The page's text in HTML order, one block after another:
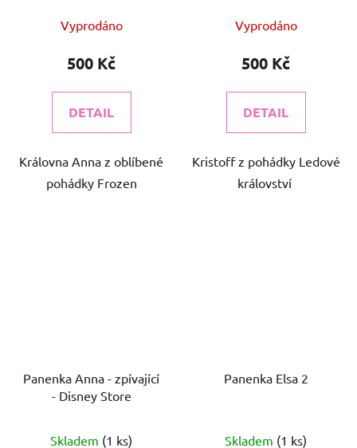
Vyprodáno
500 Kč
DETAIL
Královna Anna z oblíbené
pohádky Frozen
Vyprodáno
500 Kč
DETAIL
Kristoff z pohádky Ledové
království
Panenka Anna - zpívající
- Disney Store
Skladem (1 ks)
Panenka Elsa 2
Skladem (1 ks)